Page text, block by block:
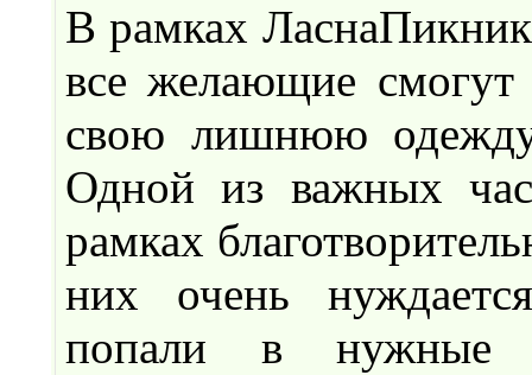
В рамках
все желающие
свою лишнюю
Одной из важных
рамках
них очень
попали в нужные